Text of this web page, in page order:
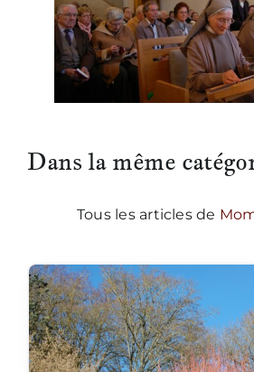
Dans la même
Tous les articles de